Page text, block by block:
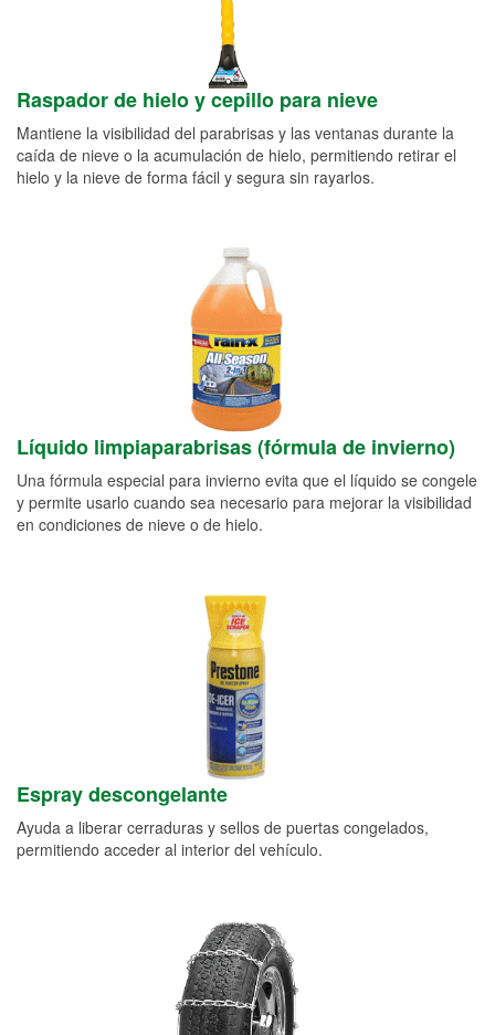
Raspador de hielo y cepillo para nieve
Mantiene la visibilidad del parabrisas y las ventanas durante la
caída de nieve o la acumulación de hielo, permitiendo retirar el
hielo y la nieve de forma fácil y segura sin rayarlos.
Líquido limpiaparabrisas (fórmula de invierno)
Una fórmula especial para invierno evita que el líquido se congele
y permite usarlo cuando sea necesario para mejorar la visibilidad
en condiciones de nieve o de hielo.
Espray descongelante
Ayuda a liberar cerraduras y sellos de puertas congelados,
permitiendo acceder al interior del vehículo.